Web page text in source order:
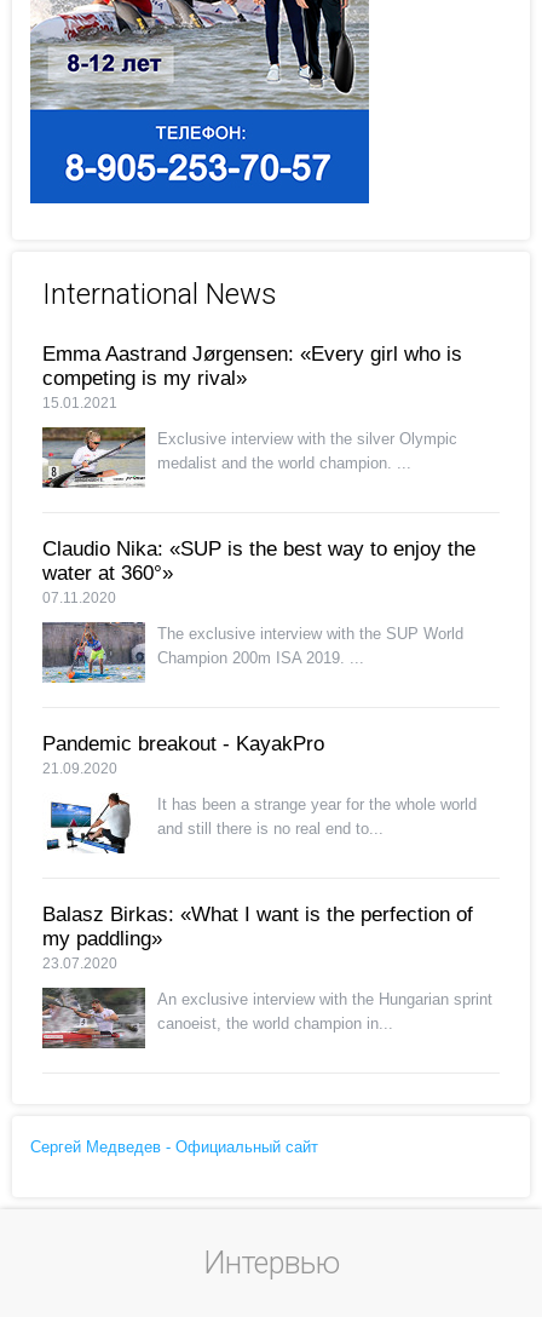
International News
Emma Aastrand Jørgensen: «Every girl who is
competing is my rival»
15.01.2021
Exclusive interview with the silver Olympic
medalist and the world champion. ...
Claudio Nika: «SUP is the best way to enjoy the
water at 360°»
07.11.2020
The exclusive interview with the SUP World
Champion 200m ISA 2019. ...
Pandemic breakout - KayakPro
21.09.2020
It has been a strange year for the whole world
and still there is no real end to...
Balasz Birkas: «What I want is the perfection of
my paddling»
23.07.2020
An exclusive interview with the Hungarian sprint
canoeist, the world champion in...
Сергей Медведев - Официальный сайт
Интервью